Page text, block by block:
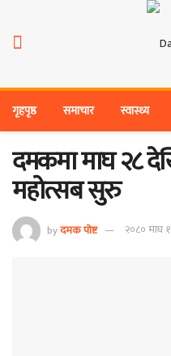
गृहपृष्ठ समाचार स्वास्थ्य
दमकमा माघ २८
महोत्सब सुरु
byदमक पोष्ट २०८० माघ